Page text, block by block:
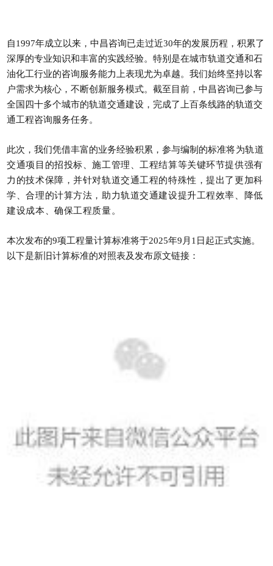
自1997年成立以来，中昌咨询已走过近30年的发展历程，积累了
深厚的专业知识和丰富的实践经验。特别是在城市轨道交通和石
油化工行业的咨询服务能力上表现尤为卓越。我们始终坚持以客
户需求为核心，不断创新服务模式。截至目前，中昌咨询已参与
全国四十多个城市的轨道交通建设，完成了上百条线路的轨道交
通工程咨询服务任务。
此次，我们凭借丰富的业务经验积累，参与编制的标准将为轨道
交通项目的招投标、施工管理、工程结算等关键环节提供强有
力的技术保障，并针对轨道交通工程的特殊性，提出了更加科
学、合理的计算方法， 助力轨道交通建设提升工程效率、降低
建设成本、确保工程质量。
本次发布的9项工程量计算标准将于2025年9月1日起正式实施。
以下是新旧计算标准的对照表及发布原文链接：